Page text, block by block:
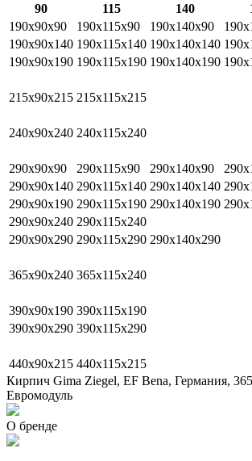
90 115 140
190х90х90
190х115х90 190х140х90
190х90х140 190х115х140 190х140х140
190х90х190 190х115х190 190х140х190
215х90х215 215х115х215
240х90х240 240х115х240
290х90х90 290х115х90 290х140х90
290х90х140 290х115х140 290х140х140
290х90х190 290х115х190 290х140х190
290х90х240 290х115х240
290х90х290 290х115х290 290х140х290
365х90х240 365х115х240
390х90х190 390х115х190
390х90х290 390х115х290
440х90х215 440х115х215
Кирпич Gima Ziegel, EF Bena, Германия,
Евромодуль
О бренде